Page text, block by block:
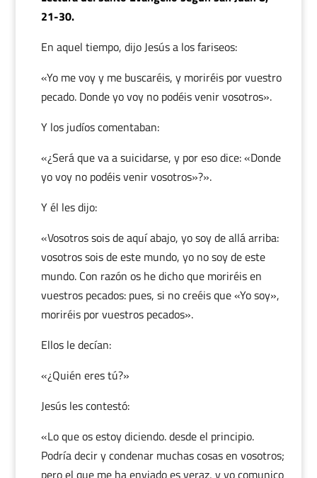
21-30.
En aquel tiempo, dijo Jesús a los fariseos:
«Yo me voy y me buscaréis, y moriréis por vuestro
pecado. Donde yo voy no podéis venir vosotros».
Y los judíos comentaban:
«¿Será que va a suicidarse, y por eso dice: «Donde
yo voy no podéis venir vosotros»?».
Y él les dijo:
«Vosotros sois de aquí abajo, yo soy de allá arriba:
vosotros sois de este mundo, yo no soy de este
mundo. Con razón os he dicho que moriréis en
vuestros pecados: pues, si no creéis que «Yo soy»,
moriréis por vuestros pecados».
Ellos le decían:
«¿Quién eres tú?»
Jesús les contestó:
«Lo que os estoy diciendo. desde el principio.
Podría decir y condenar muchas cosas en vosotros;
pero el que me ha enviado es veraz, y yo comunico